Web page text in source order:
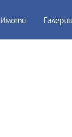
Имоти Галерия